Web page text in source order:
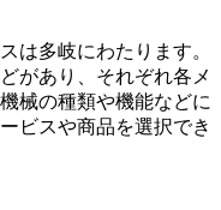
は多岐にわたります。
があり、それぞれ各メ
械の種類や機能などに
ビスや商品を選択でき